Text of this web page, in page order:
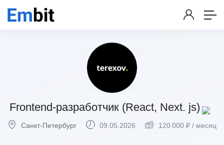
Frontend-разработчик (React, Next. js)
Санкт-Петербург 09.05.2026 120 000 ₽ / месяц